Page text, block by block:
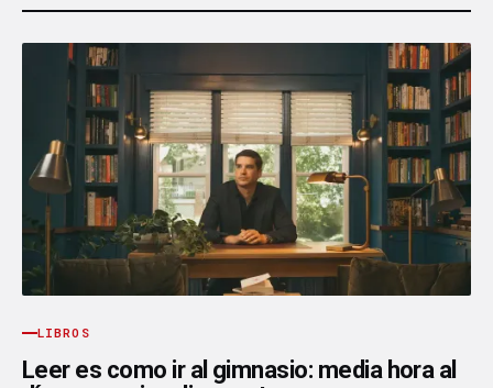
LIBROS
Leer es como ir al gimnasio: media hora al